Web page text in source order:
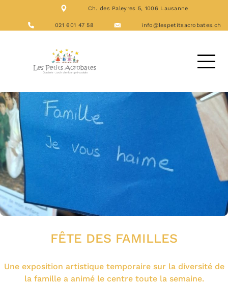
Ch. des Paleyres 5, 1006 Lausanne
021 601 47 58 info@lespetitsacrobates.ch
NOS FORMATIONS
LES REPAS
DEMANDE D’ACCUEIL
FÊTE DES FAMILLES
Une exposition artistique temporaire sur la diversité de
la famille a animé le centre toute la semaine.